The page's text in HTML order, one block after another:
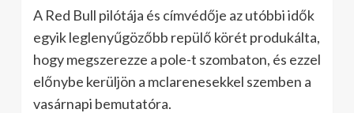
A Red Bull pilótája és címvédője az utóbbi idők
egyik leglenyűgözőbb repülő körét produkálta,
hogy megszerezze a pole-t szombaton, és ezzel
előnybe kerüljön a mclarenesekkel szemben a
vasárnapi bemutatóra.